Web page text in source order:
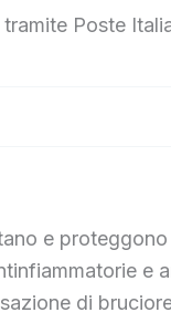
Poste
e
e
di